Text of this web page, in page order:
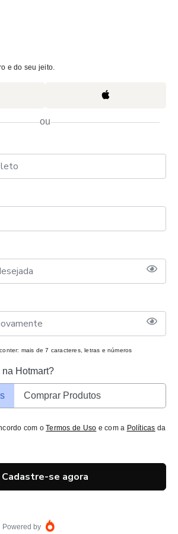
e do seu jeito.
ou
mais de 7 caracteres, letras e números
Hotmart?
Comprar Produtos
com oTermos de Uso e com a Políticas da
Cadastre-se agora
Powered by